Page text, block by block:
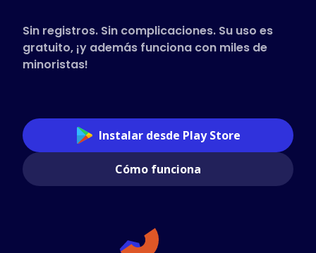
Sin registros. Sin complicaciones. Su uso es
gratuito, ¡y además funciona con miles de
minoristas!
Instalar desde Play Store
Cómo funciona